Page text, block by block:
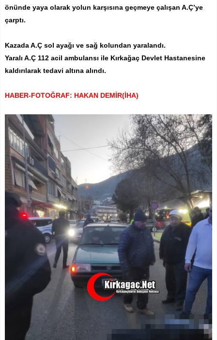
önünde yaya olarak yolun karşısına geçmeye çalışan A.Ç’ye
çarptı.
Kazada A.Ç sol ayağı ve sağ kolundan yaralandı.
Yaralı A.Ç 112 acil ambulansı ile Kırkağaç Devlet Hastanesine
kaldırılarak tedavi altına alındı.
HABER-FOTOĞRAF: HAKAN DEMİR(İHA)